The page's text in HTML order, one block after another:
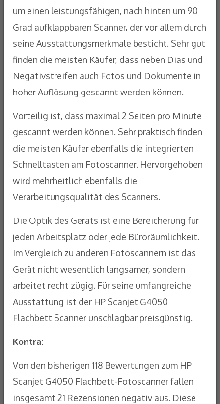
um einen leistungsfähigen, nach hinten um 90
Grad aufklappbaren Scanner, der vor allem durch
seine Ausstattungsmerkmale besticht. Sehr gut
finden die meisten Käufer, dass neben Dias und
Negativstreifen auch Fotos und Dokumente in
hoher Auflösung gescannt werden können.
Vorteilig ist, dass maximal 2 Seiten pro Minute
gescannt werden können. Sehr praktisch finden
die meisten Käufer ebenfalls die integrierten
Schnelltasten am Fotoscanner. Hervorgehoben
wird mehrheitlich ebenfalls die
Verarbeitungsqualität des Scanners.
Die Optik des Geräts ist eine Bereicherung für
jeden Arbeitsplatz oder jede Büroräumlichkeit.
Im Vergleich zu anderen Fotoscannern ist das
Gerät nicht wesentlich langsamer, sondern
arbeitet recht zügig. Für seine umfangreiche
Ausstattung ist der HP Scanjet G4050
Flachbett Scanner unschlagbar preisgünstig.
Kontra:
Von den bisherigen 118 Bewertungen zum HP
Scanjet G4050 Flachbett-Fotoscanner fallen
insgesamt 21 Rezensionen negativ aus. Diese